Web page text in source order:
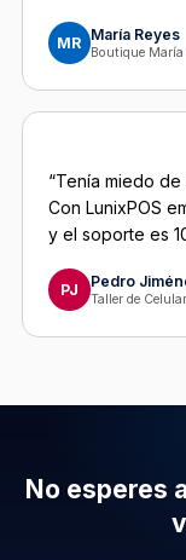
MR María Reyes
Boutique María
“Tenía miedo
Con LunixPOS
y el soporte es
PJ Pedro
Taller de
No esperes